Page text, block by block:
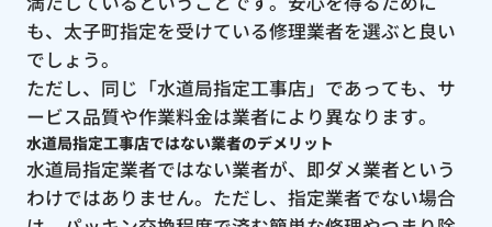
も、太子町指定を受けている修理業者を選ぶと良い
でしょう。
ただし、同じ「水道局指定工事店」であっても、サ
ービス品質や作業料金は業者により異なります。
水道局指定工事店ではない業者のデメリット
水道局指定業者ではない業者が、即ダメ業者という
わけではありません。ただし、指定業者でない場合